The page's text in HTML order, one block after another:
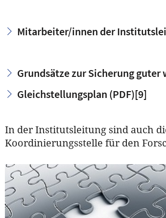
Mitarbeiter/innen der
Grundsätze zur Sicherung guter
Gleichstellungsplan (PDF)[9]
In der Institutsleitung sind auch
Koordinierungsstelle für den